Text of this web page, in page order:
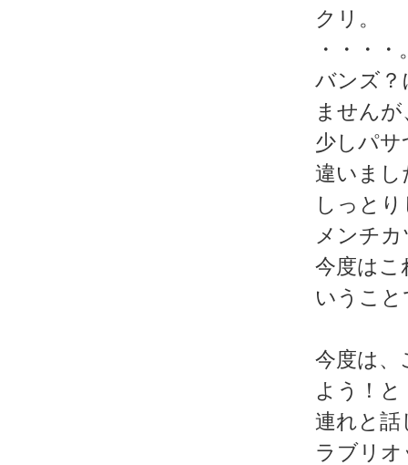
クリ。
・・・
バンズ？
ません
少しパ
違いまし
しっと
メンチ
今度はこ
いうこ
今度は、
よう！と
連れと話
ラブリ